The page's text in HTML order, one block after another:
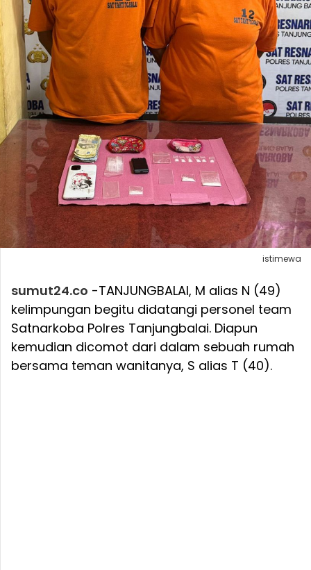
istimewa
sumut24.co -TANJUNGBALAI, M alias N (49)
kelimpungan begitu didatangi personel team
Satnarkoba Polres Tanjungbalai. Diapun
kemudian dicomot dari dalam sebuah rumah
bersama teman wanitanya, S alias T (40).